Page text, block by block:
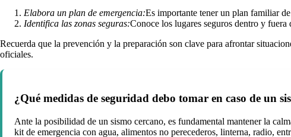
Elabora un plan de emergencia:Es importante tener un plan familiar
Identifica las zonas seguras:Conoce los lugares seguros dentro y
Recuerda que la prevención y la preparación son clave para afrontar
oficiales.
¿Qué medidas de seguridad debo tomar en caso de un
Ante la posibilidad de un sismo cercano, es fundamental mantener la
kit de emergencia con agua, alimentos no perecederos, linterna, radio,